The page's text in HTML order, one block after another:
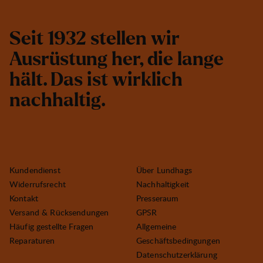
Seit 1932 stellen wir
Ausrüstung her, die lange
hält. Das ist wirklich
nachhaltig.
Kundendienst
Widerrufsrecht
Kontakt
Versand & Rücksendungen
Häufig gestellte Fragen
Reparaturen
Über Lundhags
Nachhaltigkeit
Presseraum
GPSR
Allgemeine
Geschäftsbedingungen
Datenschutzerklärung